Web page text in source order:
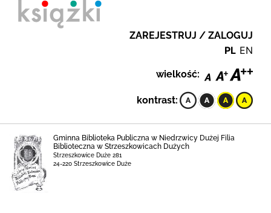
ZAREJESTRUJ / ZALOGUJ
PL EN
wielkość:
kontrast:
Gminna Biblioteka Publiczna w Niedrzwicy Dużej Filia
Biblioteczna w Strzeszkowicach Dużych
Strzeszkowice Duże 281
24-220 Strzeszkowice Duże